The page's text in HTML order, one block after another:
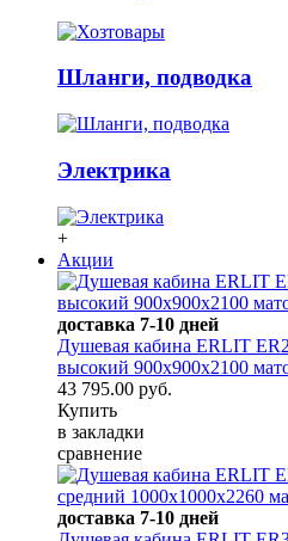
Шланги, подводка
Электрика
+
Акции
доставка 7-10 дней
Душевая кабина ERLIT
высокий 900x900x2100
43 795.00 руб.
Купить
в закладки
сравнение
доставка 7-10 дней